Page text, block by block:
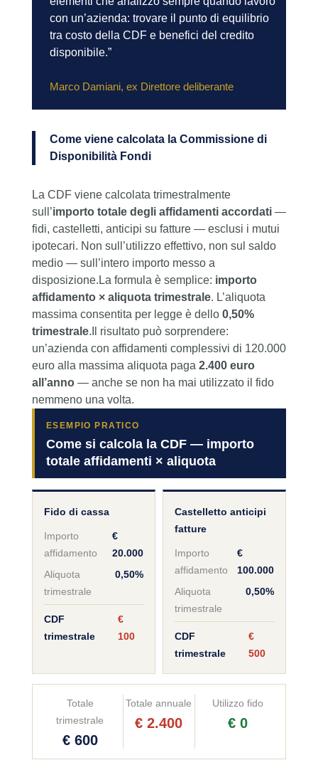
con un’azienda: trovare il punto di equilibrio
tra costo della CDF e benefici del credito
disponibile.”
Marco Damiani, ex Direttore deliberante
Come viene calcolata la Commissione di
Disponibilità Fondi
La CDF viene calcolata trimestralmente
sull’importo totale degli affidamenti accordati—
fidi, castelletti, anticipi su fatture — esclusi i mutui
ipotecari. Non sull’utilizzo effettivo, non sul saldo
medio — sull’intero importo messo a
disposizione.La formula è semplice: importo
affidamento × aliquota trimestrale. L’aliquota
massima consentita per legge è dello 0,50%
trimestrale.Il risultato può sorprendere:
un’azienda con affidamenti complessivi di 120.000
euro alla massima aliquota paga 2.400 euro
all’anno— anche se non ha mai utilizzato il fido
nemmeno una volta.
ESEMPIO PRATICO
Come si calcola la CDF — importo
totale affidamenti × aliquota
Fido di cassa
Importo
affidamento
€
20.000
Aliquota
trimestrale
0,50%
CDF
trimestrale
€
100
Castelletto anticipi
fatture
Importo
affidamento
€
100.000
Aliquota
trimestrale
0,50%
CDF
trimestrale
€
500
Totale
trimestrale
€ 600
Totale annuale
€ 2.400
Utilizzo fido
€ 0